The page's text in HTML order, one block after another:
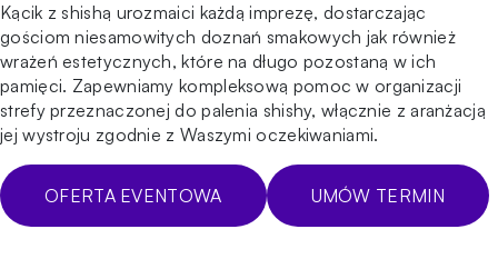
Kącik z shishą urozmaici każdą imprezę, dostarczając
gościom niesamowitych doznań smakowych jak również
wrażeń estetycznych, które na długo pozostaną w ich
pamięci. Zapewniamy kompleksową pomoc w organizacji
strefy przeznaczonej do palenia shishy, włącznie z aranżacją
jej wystroju zgodnie z Waszymi oczekiwaniami.
OFERTA EVENTOWA UMÓW TERMIN